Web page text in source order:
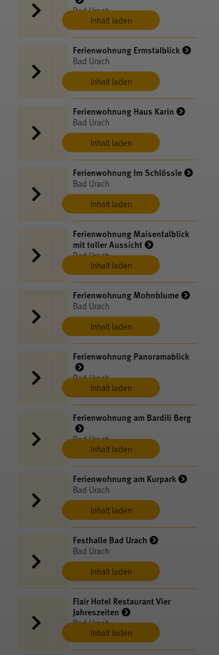
Inhalt laden
Bad Urach
Inhalt laden
Ferienwohnung Ermstalblick
Bad Urach
Inhalt laden
Ferienwohnung Haus Karin
Bad Urach
Inhalt laden
Ferienwohnung Im Schlössle
Bad Urach
Inhalt laden
Ferienwohnung Maisentalblick
mit toller Aussicht
Bad Urach
Inhalt laden
Ferienwohnung Mohnblume
Bad Urach
Inhalt laden
Ferienwohnung Panoramablick
Bad Urach
Inhalt laden
Ferienwohnung am Bardili Berg
Bad Urach
Inhalt laden
Ferienwohnung am Kurpark
Bad Urach
Inhalt laden
Festhalle Bad Urach
Bad Urach
Inhalt laden
Flair Hotel Restaurant Vier
Jahreszeiten
Bad Urach